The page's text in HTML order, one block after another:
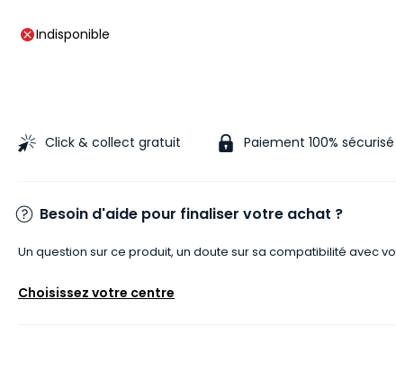
Indisponible
Click & collect gratuit Paiement 100% sécurisé
Besoin d'aide pour finaliser votre achat ?
Un question sur ce produit, un doute sur sa compatibilité avec
Choisissez votre centre